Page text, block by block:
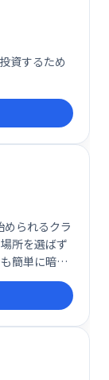
資するため
られるクラ
所を選ばず
簡単に暗号
マイニング
を広げまし